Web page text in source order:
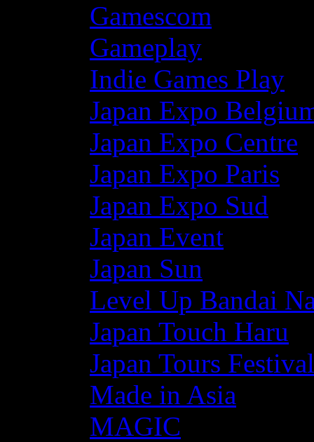
Gamescom
Gameplay
Indie Games Play
Japan Expo
Japan Expo Centre
Japan Expo Paris
Japan Expo Sud
Japan Event
Japan Sun
Level Up Bandai
Japan Touch Haru
Japan Tours Festival
Made in Asia
MAGIC